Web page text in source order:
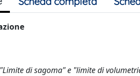
di sagoma" e "limite di